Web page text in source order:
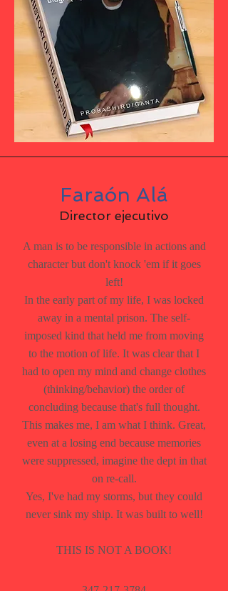
Faraón Alá
Director ejecutivo
A man is to be responsible in actions and
character but don't knock 'em if it goes
left!
In the early part of my life, I was locked
away in a mental prison. The self-
imposed kind that held me from moving
to the motion of life. It was clear that I
had to open my mind and change clothes
(thinking/behavior) the order of
concluding because that's full thought.
This makes me, I am what I think. Great,
even at a losing end because memories
were suppressed, imagine the dept in that
on re-call.
Yes, I've had my storms, but they could
never sink my ship. It was built to well!
THIS IS NOT A BOOK!